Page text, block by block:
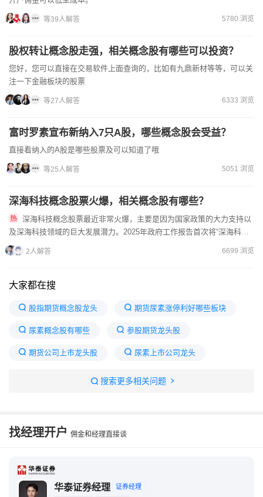
等39人解答 5780 浏览
股权转让概念股走强，相关概念股有哪些可以投资？
您好，您可以直接在交易软件上面查询的，比如有九鼎新材等等，可以关
注一下金融板块的股票
等27人解答 6333 浏览
富时罗素宣布新纳入7只A股，哪些概念股会受益？
直接看纳入的A股是哪些股票及可以知道了哦
等25人解答 5051 浏览
深海科技概念股票火爆，相关概念股有哪些？
及深海科技领域的巨大发展潜力。2025年政府工作报告首次将“深海科技”
列为战略性新兴产业重点领域，明确提出推动其安全健康发展...
2人解答 6699 浏览
大家都在搜
股指期货概念股龙头 期货尿素涨停利好哪些板块
尿素概念股有哪些 参股期货龙头股
期货公司上市龙头股 尿素上市公司龙头
参股期货概念股一览表
搜索更多相关问题
找经理开户 佣金和经理直接谈
华泰证券经理 证券经理